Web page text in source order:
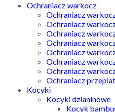
Ochraniacz warkocz
Ochraniacz
Ochraniacz
Ochraniacz
Ochraniacz
Ochraniacz
Ochraniacz
Ochraniacz
Ochraniacz
Kocyki
Kocyki dzianinowe
Kocyk